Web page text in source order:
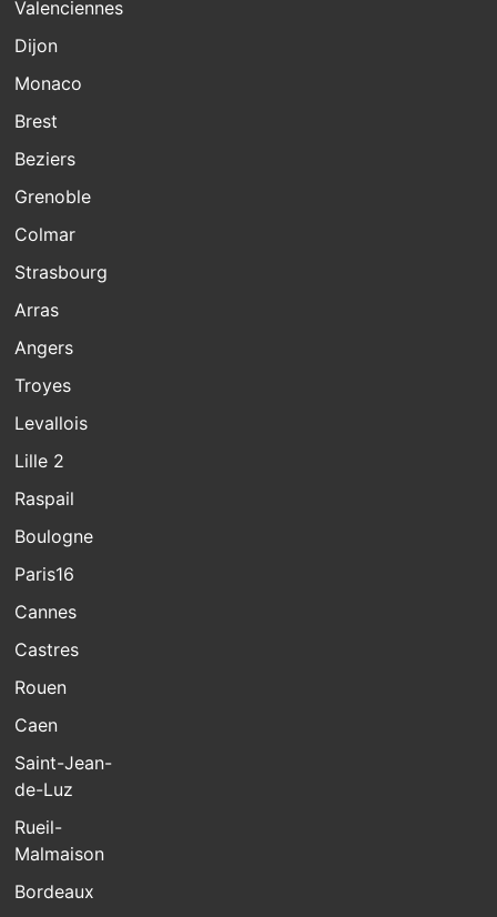
Valenciennes
Dijon
Monaco
Brest
Beziers
Grenoble
Colmar
Strasbourg
Arras
Angers
Troyes
Levallois
Lille 2
Raspail
Boulogne
Paris16
Cannes
Castres
Rouen
Caen
Saint-Jean-
de-Luz
Rueil-
Malmaison
Bordeaux